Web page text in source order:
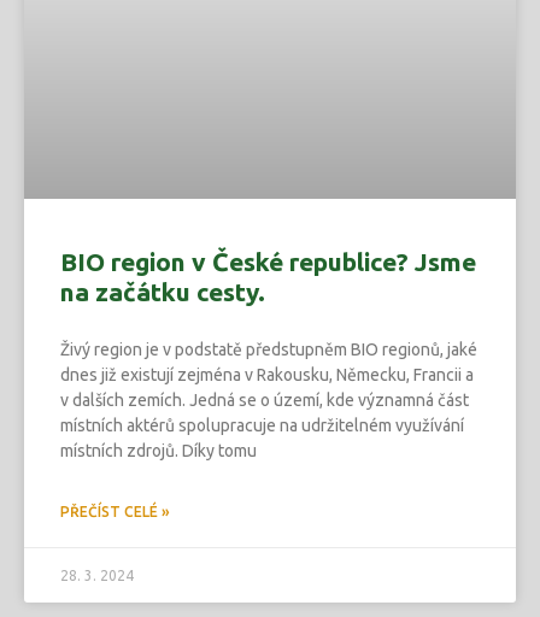
BIO region v České republice? Jsme
na začátku cesty.
Živý region je v podstatě předstupněm BIO regionů, jaké
dnes již existují zejména v Rakousku, Německu, Francii a
v dalších zemích. Jedná se o území, kde významná část
místních aktérů spolupracuje na udržitelném využívání
místních zdrojů. Díky tomu
PŘEČÍST CELÉ »
28. 3. 2024